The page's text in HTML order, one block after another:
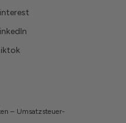
– Umsatzsteuer-